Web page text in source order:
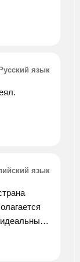
Русский язык
язык
big and